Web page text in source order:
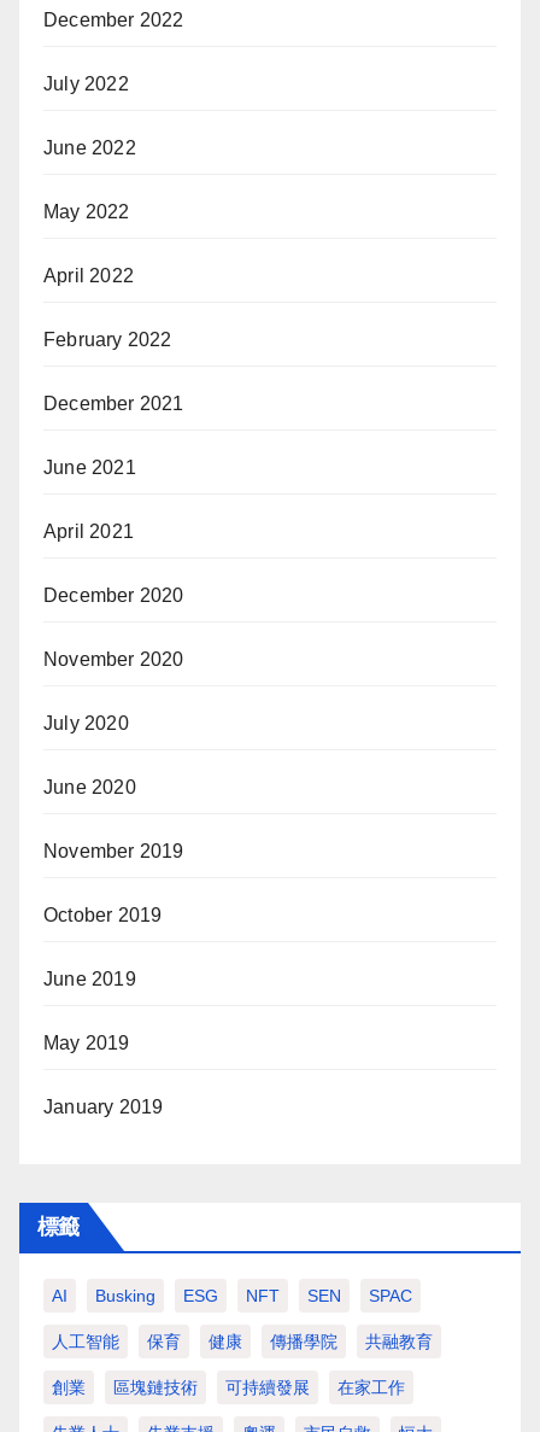
December 2022
July 2022
June 2022
May 2022
April 2022
February 2022
December 2021
June 2021
April 2021
December 2020
November 2020
July 2020
June 2020
November 2019
October 2019
June 2019
May 2019
January 2019
標籤
AI Busking ESG NFT SEN SPAC
人工智能 保育 健康 傳播學院 共融教育
創業 區塊鏈技術 可持續發展 在家工作